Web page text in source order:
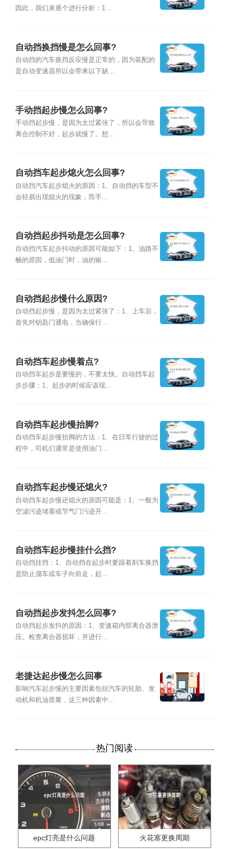
因此，我们来逐个进行分析：1...
自动挡换挡慢是怎么回事?
自动挡的汽车换挡反应慢是正常的，因为装配的
是自动变速器所以会带来以下缺...
手动挡起步慢怎么回事?
手动挡起步慢，是因为太过紧张了，所以会导致
离合控制不好，起步就慢了。想...
自动挡车起步熄火怎么回事?
自动挡汽车起步熄火的原因：1、自动挡的车型不
会轻易出现熄火的现象，而手...
自动挡起步抖动是怎么回事?
自动挡汽车起步抖动的原因可能如下：1、油路不
畅的原因，低油门时，油的输...
自动挡起步慢什么原因?
自动挡起步慢，是因为太过紧张了：1、上车后，
首先对钥匙门通电，当确保行...
自动挡车起步慢着点?
自动挡车起步是要慢的，不要太快。自动挡车起
步步骤：1、起步的时候应该现...
自动挡车起步慢抬脚?
自动挡车起步慢抬脚的方法：1、在日常行驶的过
程中，司机们通常是使用油门...
自动挡车起步慢还熄火?
自动挡车起步慢还熄火的原因可能是：1、一般为
空滤污迹堵塞或节气门污迹开...
自动挡车起步慢挂什么挡?
自动挡挂挡：1、自动挡在起步时要踩着刹车换挡
是防止溜车或车子向前走，起...
自动挡起步发抖怎么回事?
自动挡起步发抖的原因：1、变速箱内部离合器泄
压。检查离合器损坏，并进行...
老捷达起步慢怎么回事
影响汽车起步慢的主要因素包括汽车的轮胎、发
动机和机油质量，这三种因素中...
热门阅读
epc灯亮是什么问题 火花塞更换周期